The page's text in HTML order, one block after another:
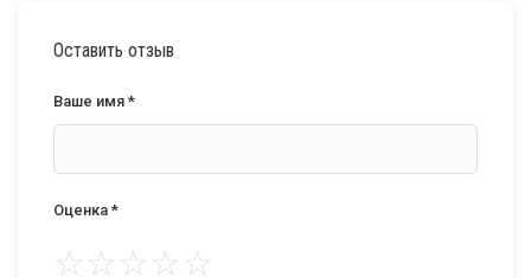
Оставить отзыв
Ваше имя *
Оценка *
☆☆☆☆☆